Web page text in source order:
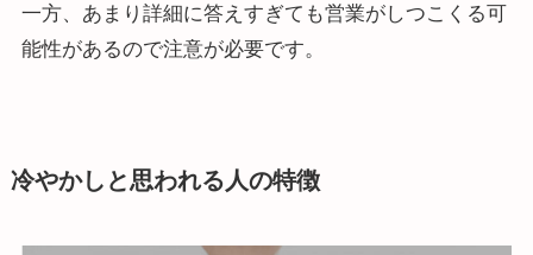
一方、あまり詳細に答えすぎても営業がしつこくる可
能性があるので注意が必要です。
冷やかしと思われる人の特徴